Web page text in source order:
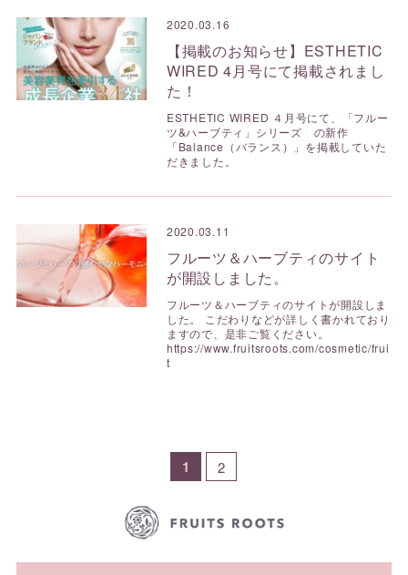
2020.03.16
【掲載のお知らせ】ESTHETIC
WIRED 4月号にて掲載されまし
た！
ESTHETIC WIRED ４月号にて、「フルー
ツ&ハーブティ」シリーズ の新作
「Balance（バランス）」を掲載していた
だきました。
2020.03.11
フルーツ＆ハーブティのサイト
が開設しました。
フルーツ＆ハーブティのサイトが開設しま
した。 こだわりなどが詳しく書かれており
ますので、是非ご覧ください。
https://www.fruitsroots.com/cosmetic/frui
t
1 2